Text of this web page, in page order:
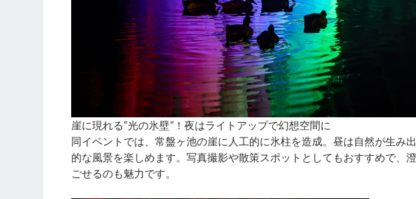
崖に現れる“光の氷壁”！夜はライトアップで幻想空間に
同イベントでは、常盤ヶ池の崖に人工的に氷柱を造成。昼は自然が生み
的な風景を楽しめます。写真撮影や散策スポットとしてもおすすめで、
ごせるのも魅力です。